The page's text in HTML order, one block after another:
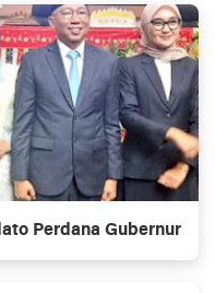
Perdana Gubernur